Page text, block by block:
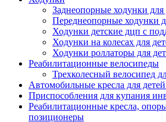
Заднеопорные ходунки для
Переднеопорные ходунки
Ходунки детские дцп с
Ходунки на колесах для
Ходунки роллаторы для
Реабилитационные велосипеды
Трехколесный велосипед
Автомобильные кресла для
Приспособления для купания
Реабилитационные кресла,
позиционеры